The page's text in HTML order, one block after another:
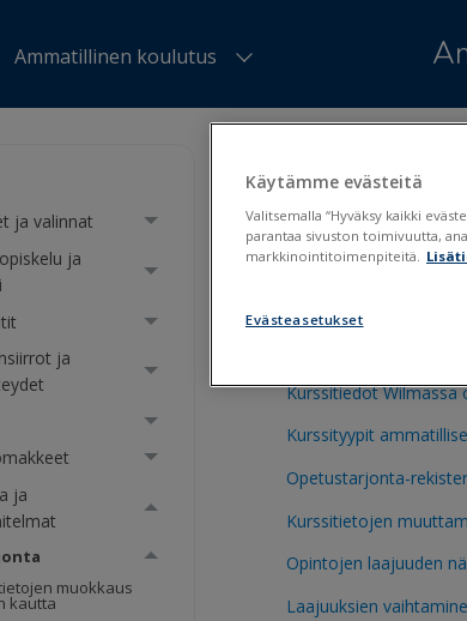
Ammatillinen koulutus
ja valinnat
ja
ja
ja
muokkaus
kautta
Kurssitiedot Wilmassa
Kurssityypit
Opetustarjonta-
Kurssitietojen
Opintojen laajuuden
Laajuuksien
Käytämme evästeitä
Valitsemalla “Hyväksy kaikki
parantaa sivuston toimivuutta,
markkinointitoimenpiteitä.
Evästeasetukset